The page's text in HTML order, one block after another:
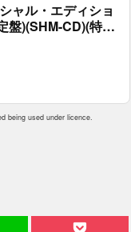
ャル・エディショ
盤)(SHM-CD)(特
being used under licence.